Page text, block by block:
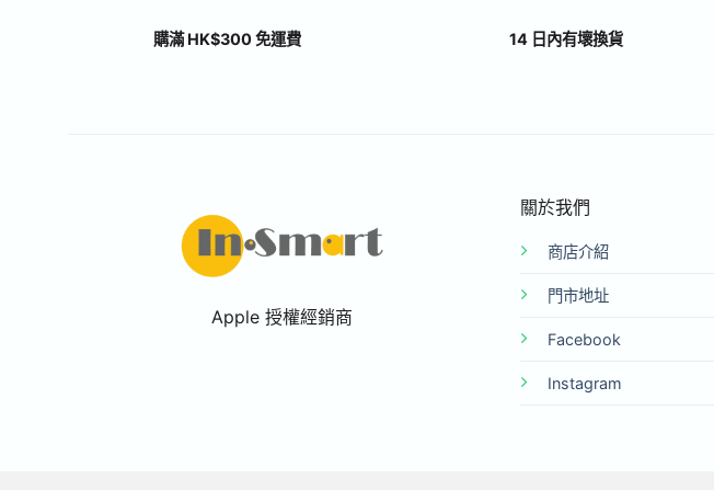
購滿 HK$300 免運費 14 日內有壞換貨
Apple 授權經銷商
關於我們
商店介紹
門市地址
Facebook
Instagram